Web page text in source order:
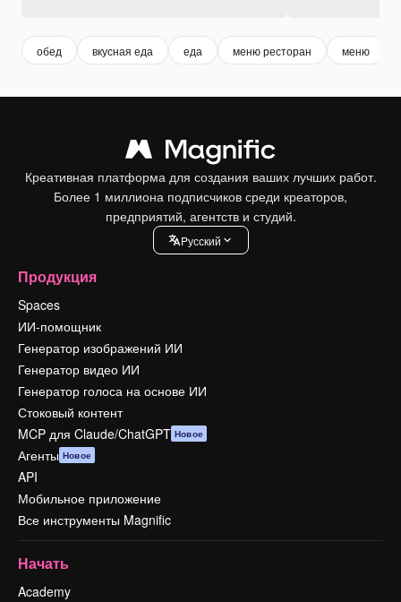
обед вкусная еда еда меню ресторан меню
Креативная платформа для создания ваших лучших работ.
Более 1 миллиона подписчиков среди креаторов,
предприятий, агентств и студий.
Pусский
Продукция
Spaces
ИИ-помощник
Генератор изображений ИИ
Генератор видео ИИ
Генератор голоса на основе ИИ
Стоковый контент
MCP для Claude/ChatGPT Новое
Агенты Новое
API
Мобильное приложение
Все инструменты Magnific
Начать
Academy